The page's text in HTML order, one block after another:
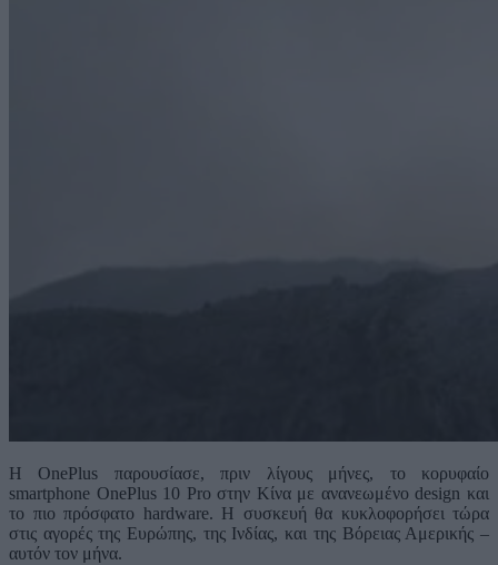
Η OnePlus παρουσίασε, πριν λίγους μήνες, το κορυφαίο
smartphone OnePlus 10 Pro στην Κίνα με ανανεωμένο design και
το πιο πρόσφατο hardware. Η συσκευή θα κυκλοφορήσει τώρα
στις αγορές της Ευρώπης, της Ινδίας, και της Βόρειας Αμερικής –
αυτόν τον μήνα.